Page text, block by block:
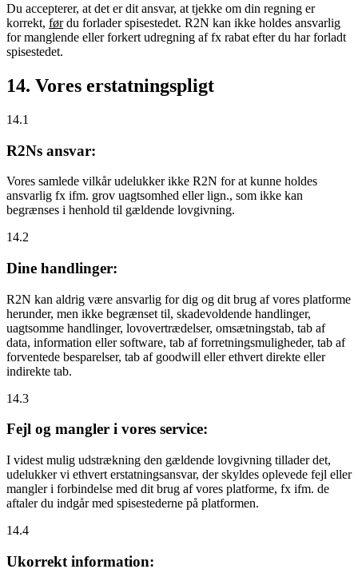
Du accepterer, at det er dit ansvar, at tjekke om din regning er
korrekt, førdu forlader spisestedet. R2N kan ikke holdes ansvarlig
for manglende eller forkert udregning af fx rabat efter du har forladt
spisestedet.
14. Vores erstatningspligt
14.1
R2Ns ansvar:
Vores samlede vilkår udelukker ikke R2N for at kunne holdes
ansvarlig fx ifm. grov uagtsomhed eller lign., som ikke kan
begrænses i henhold til gældende lovgivning.
14.2
Dine handlinger:
R2N kan aldrig være ansvarlig for dig og dit brug af vores platforme
herunder, men ikke begrænset til, skadevoldende handlinger,
uagtsomme handlinger, lovovertrædelser, omsætningstab, tab af
data, information eller software, tab af forretningsmuligheder, tab af
forventede besparelser, tab af goodwill eller ethvert direkte eller
indirekte tab.
14.3
Fejl og mangler i vores service:
I videst mulig udstrækning den gældende lovgivning tillader det,
udelukker vi ethvert erstatningsansvar, der skyldes oplevede fejl eller
mangler i forbindelse med dit brug af vores platforme, fx ifm. de
aftaler du indgår med spisestederne på platformen.
14.4
Ukorrekt information: